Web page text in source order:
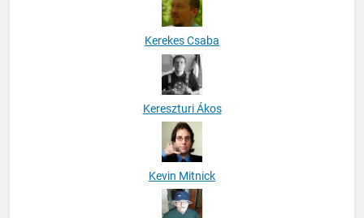
Kerekes Csaba
Kereszturi Ákos
Kevin Mitnick